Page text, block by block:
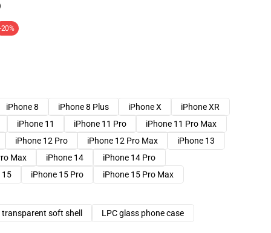
-20%
iPhone 8 iPhone 8 Plus iPhone X
iPhone XR
iPhone 11
iPhone 11 Pro
iPhone 11 Pro Max
iPhone 12 Pro
iPhone 12 Pro Max
iPhone 13
Max
iPhone 14
iPhone 14 Pro
15
iPhone 15 Pro iPhone 15 Pro Max
transparent soft shell LPC glass phone case